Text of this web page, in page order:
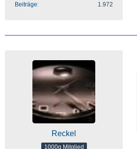
Beiträge
1.972
Reckel
1000g Mitglied